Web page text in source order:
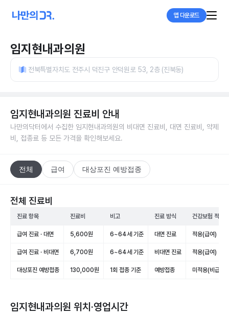
앱 다운로드
임지현내과의원
전북특별자치도 전주시 덕진구 안덕원로 53, 2층 (진북동)
임지현내과의원 진료비 안내
나만의닥터에서 수집한 임지현내과의원의 비대면 진료비, 대면 진료비, 약제
비, 접종료 등 모든 가격을 확인해보세요.
전체 급여 대상포진 예방접종
전체 진료비
진료 항목 진료비 비고 진료 방식 건강보험 적용
급여 진료 · 대면 5,600원 6~64세 기준 대면 진료 적용(급여)
급여 진료 · 비대면 6,700원 6~64세 기준 비대면 진료 적용(급여)
대상포진 예방접종 130,000원 1회 접종 기준 예방접종 미적용(비급여)
임지현내과의원 위치·영업시간